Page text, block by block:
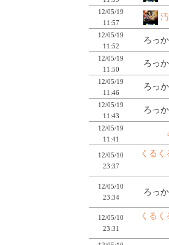
12/05/19
11:57
12/05/19
11:52
ろっ
12/05/19
11:50
ろっ
12/05/19
11:46
ろっ
12/05/19
11:43
ろっ
12/05/19
11:41
12/05/10
23:37
くるく
12/05/10
23:34
ろっ
12/05/10
23:31
くるく